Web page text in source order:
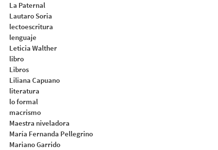
La Paternal
Lautaro Soria
lectoescritura
lenguaje
Leticia Walther
libro
Libros
Liliana Capuano
literatura
lo formal
macrismo
Maestra niveladora
María Fernanda Pellegrino
Mariano Garrido